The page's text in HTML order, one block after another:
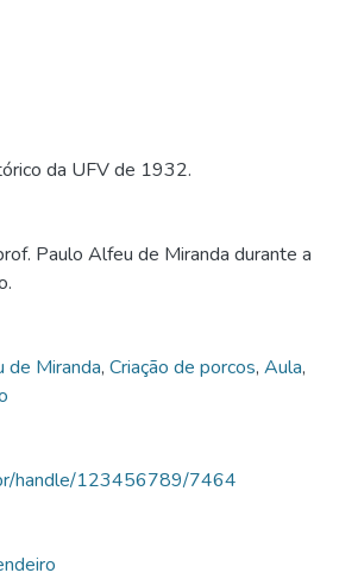
da UFV de 1932.
Paulo Alfeu de Miranda durante a
de Miranda, Criação de porcos, Aula,
handle/123456789/7464